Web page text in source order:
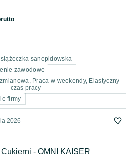
sanepidowska
zawodowe
Praca w weekendy, Elastyczny
czas pracy
firmy
2026
- OMNI KAISER